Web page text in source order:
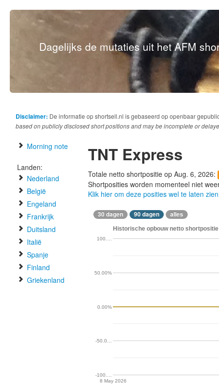
Dagelijks de mutaties uit het AFM
Disclaimer: De informatie op shortsell.nl is gebaseerd op openbaar
based on publicly disclosed short positions and may be incomplete or
Morning note
Landen:
Nederland
België
Engeland
Frankrijk
Duitsland
Italië
Spanje
Finland
Griekenland
TNT Express
Totale netto shortpositie op Aug. 6, 2026:
Shortposities worden momenteel niet
Klik hier om deze posities wel te laten zien
30 dagen 90 dagen alles
Historische opbouw netto
8 May 2026
-100.…
-50.0…
0.00%
50.00%
100.…